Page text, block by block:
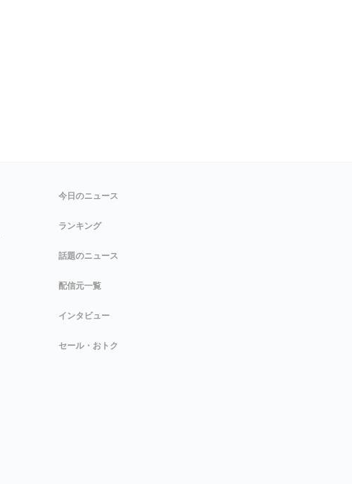
今日のニュース
ランキング
話題のニュース
配信元一覧
インタビュー
セール・おトク